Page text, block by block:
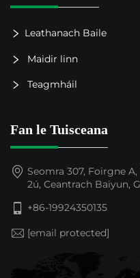
Leathanach Baile
Maidir linn
Teagmháil
Fan le Tuisceana
Seomra 307, Foirgne
2ú, Ceantrach Baiyun,
+86-19924350135
[email protected]